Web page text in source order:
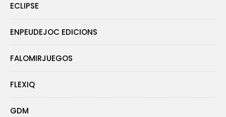
ECLIPSE
ENPEUDEJOC EDICIONS
FALOMIRJUEGOS
FLEXIQ
GDM